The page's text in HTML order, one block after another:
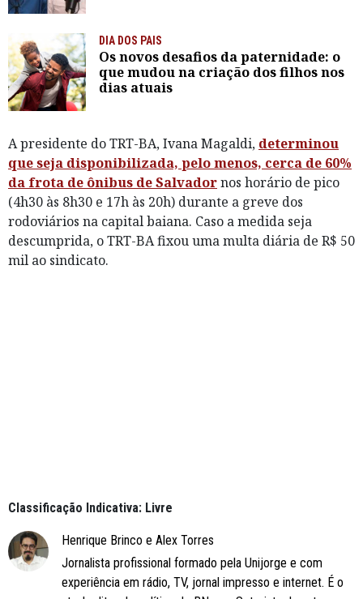
DIA DOS PAIS
Os novos desafios da paternidade: o
que mudou na criação dos filhos nos
dias atuais
A presidente do TRT-BA, Ivana Magaldi, determinou
que seja disponibilizada, pelo menos, cerca de 60%
da frota de ônibus de Salvadornos horário de pico
(4h30 às 8h30 e 17h às 20h) durante a greve dos
rodoviários na capital baiana. Caso a medida seja
descumprida, o TRT-BA fixou uma multa diária de R$ 50
mil ao sindicato.
Classificação Indicativa: Livre
Henrique Brinco e Alex Torres
Jornalista profissional formado pela Unijorge e com
experiência em rádio, TV, jornal impresso e internet. É o